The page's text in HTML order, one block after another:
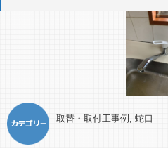
取替・取付工事例 , 蛇口